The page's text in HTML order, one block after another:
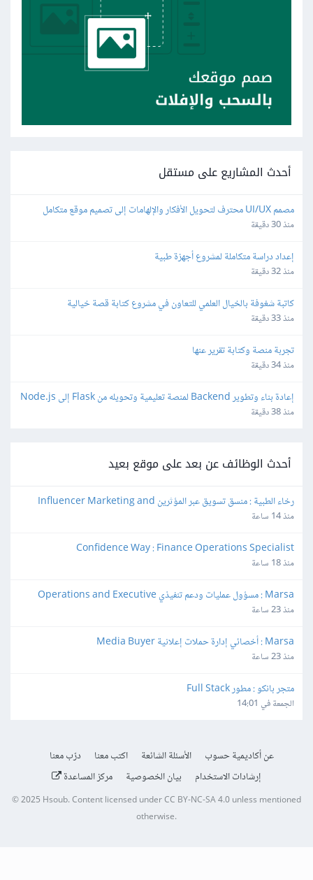
أحدث المشاريع على مستقل
مصمم UI/UX محترف لتحويل الأفكار والإلهامات إلى تصميم موقع متكامل
منذ 30 دقيقة
إعداد دراسة متكاملة لمشروع أجهزة طبية
منذ 32 دقيقة
كاتبة شغوفة بالخيال العلمي للتعاون في مشروع كتابة قصة خيالية
منذ 33 دقيقة
تجربة منصة وكتابة تقرير عنها
منذ 34 دقيقة
إعادة بناء وتطوير Backend لمنصة تعليمية وتحويله من Flask إلى Node.js
منذ 38 دقيقة
أحدث الوظائف عن بعد على موقع بعيد
Production Coordinator
منذ 14 ساعة
Confidence Way : Finance Operations Specialist
منذ 18 ساعة
Support Lead
منذ 23 ساعة
Marsa : أخصائي إدارة حملات إعلانية Media Buyer
منذ 23 ساعة
متجر بانكو : مطور Full Stack
الجمعة في 14:01
عن أكاديمية حسوب الأسئلة الشائعة اكتب معنا
درّب معنا
إرشادات الاستخدام
بيان الخصوصية مركز المساعدة
© 2025 Hsoub.Content licensed underCC BY-NC-SA 4.0unless mentioned
otherwise.